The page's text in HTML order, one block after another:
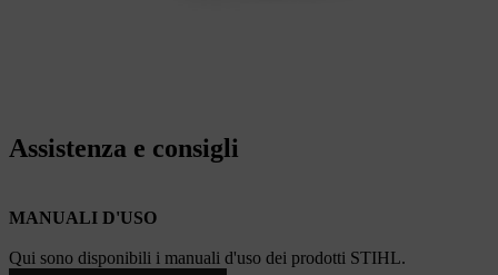
Assistenza e consigli
MANUALI D'USO
Qui sono disponibili i manuali d'uso dei prodotti STIHL.